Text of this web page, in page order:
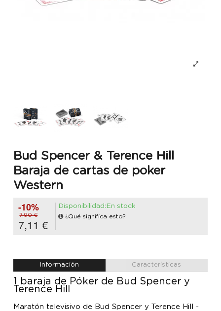
Bud Spencer & Terence Hill
Baraja de cartas de poker
Western
-10%
7,90 €
7,11 €
Disponibilidad:En stock
¿Qué significa esto?
Información Características
1 baraja de Póker de Bud Spencer y
Terence Hill
Maratón televisivo de Bud Spencer y Terence Hill -